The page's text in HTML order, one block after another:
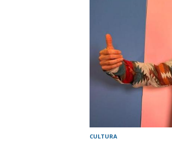
CULTURA